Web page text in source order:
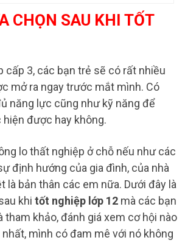
CHỌN SAU KHI TỐT
cấp 3, các bạn trẻ sẽ có rất nhiều
mở ra ngay trước mắt mình. Có
năng lực cũng như kỹ năng để
được hay không.
lo thất nghiệp ở chỗ nếu như các
định hướng của gia đình, của nhà
là bản thân các em nữa. Dưới đây là
khi tốt nghiệp lớp 12mà các bạn
tham khảo, đánh giá xem cơ hội nào
mình có đam mê với nó không